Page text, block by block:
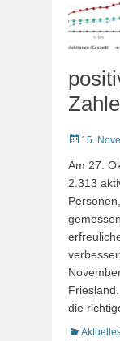
15.
Am 27.
2.313
die
Kategorien